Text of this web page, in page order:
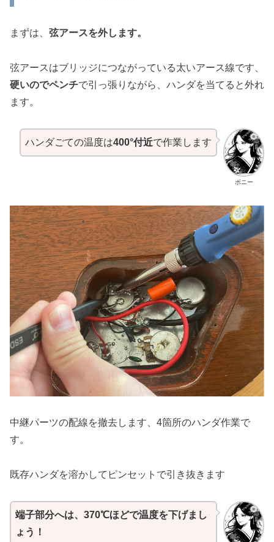
まずは、 弦アースを外します。
弦アースはブリッジにつながっている太いアース線です、
硬いのでペンチで引っ張りながら、ハンダを当てると外れ
ます。
ボニー
ハンダごての温度は400°付近で作業します
中継パーツの配線を撤去します、4箇所のハンダ作業で
す。
既存ハンダを溶かしてピンセットで引き抜きます
端子部分へは、370℃ほどで温度を下げまし
ょう！